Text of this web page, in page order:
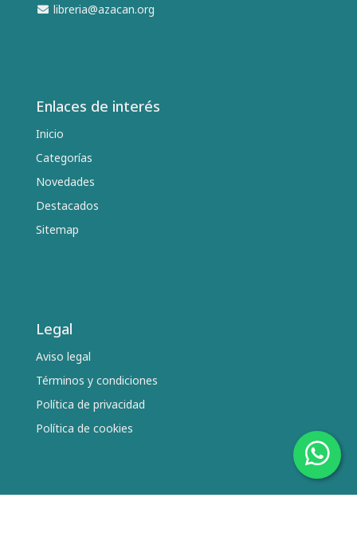
libreria@azacan.org
Enlaces de interés
Inicio
Categorías
Novedades
Destacados
Sitemap
Legal
Aviso legal
Términos y condiciones
Política de privacidad
Política de cookies